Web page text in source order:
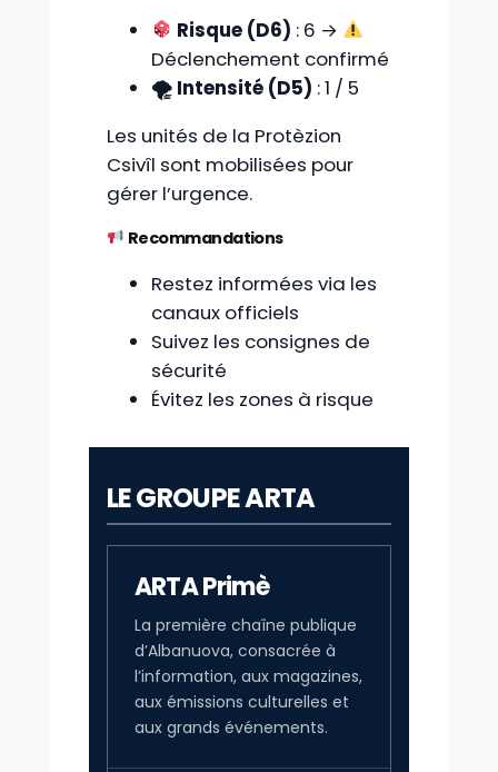
Risque (D6) : 6 →
Déclenchement confirmé
🌪 Intensité (D5) : 1 / 5
Les unités de la Protèzion
Csivîl sont mobilisées pour
gérer l’urgence.
Recommandations
Restez informées via les
canaux officiels
Suivez les consignes de
sécurité
Évitez les zones à risque
LE GROUPE ARTA
ARTA Primè
La première chaîne publique
d’Albanuova, consacrée à
l’information, aux magazines,
aux émissions culturelles et
aux grands événements.